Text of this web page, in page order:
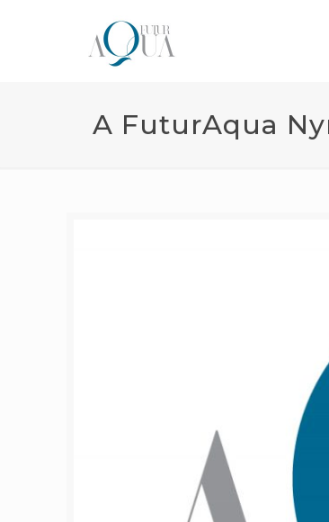
A FuturAqua